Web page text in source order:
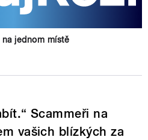
jednom místě
Scammeři na
vašich blízkých za